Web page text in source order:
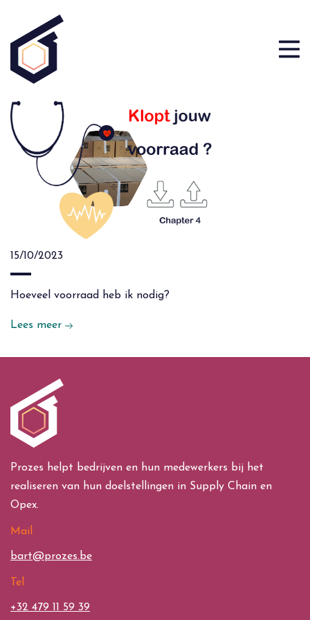
15/10/2023
Hoeveel voorraad heb ik nodig?
Lees meer
Prozes helpt bedrijven en hun medewerkers bij het
realiseren van hun doelstellingen in Supply Chain en
Opex.
Mail
bart@prozes.be
Tel
+32 479 11 59 39